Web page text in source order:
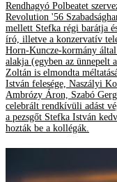
Rendhagyó Polbeatet
Revolution '56
mellett Stefka régi barátja
író, illetve a konzervatív
Horn-Kuncze-kormány
alakja (egyben az ünnepelt
Zoltán is elmondta
István felesége, Naszályi
Ambrózy Áron, Szabó
celebrált rendkívüli adást
a pezsgőt Stefka István
hozták be a kollégák.